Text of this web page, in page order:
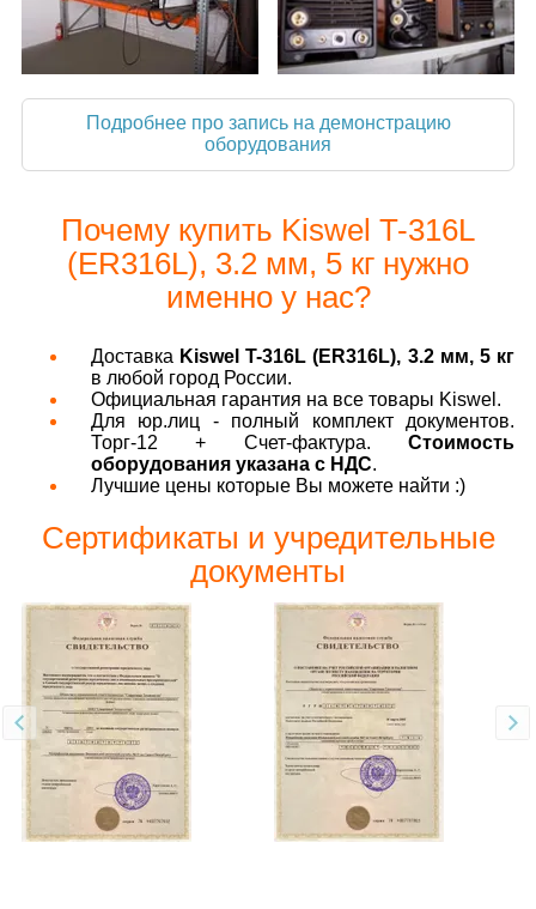
Подробнее про запись на демонстрацию
оборудования
Почему купить Kiswel T-316L
(ER316L), 3.2 мм, 5 кг нужно
именно у нас?
Доставка Kiswel T-316L (ER316L), 3.2 мм, 5 кг
в любой город России.
Официальная гарантия на все товары Kiswel.
Для юр.лиц - полный комплект документов.
Торг-12 + Счет-фактура. Стоимость
оборудования указана с НДС.
Лучшие цены которые Вы можете найти :)
Сертификаты и учредительные
документы